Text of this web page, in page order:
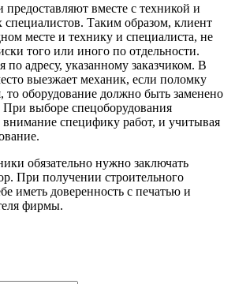
вместе с техникой и
Таким образом, клиент
месте и технику и специалиста, не
того или иного по отдельности.
по адресу, указанному заказчиком. В
выезжает механик, если поломку
то оборудование должно быть заменено
выборе спецоборудования
внимание специфику работ, и учитывая
обязательно нужно заключать
При получении строительного
иметь доверенность с печатью и
фирмы.